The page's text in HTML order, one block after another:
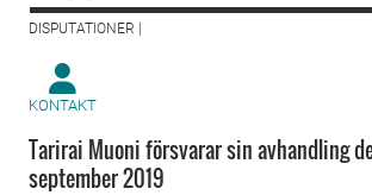
DISPUTATIONER |
KONTAKT
Tarirai Muoni försvarar sin avhandling
september 2019